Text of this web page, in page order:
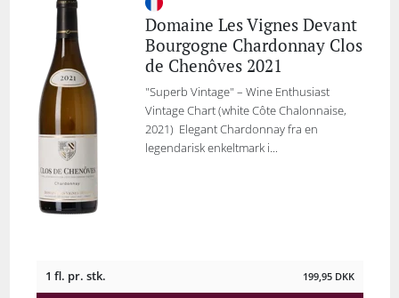
Domaine Les Vignes Devant
Bourgogne Chardonnay Clos
de Chenôves 2021
"Superb Vintage" – Wine Enthusiast
Vintage Chart (white Côte Chalonnaise,
2021) Elegant Chardonnay fra en
legendarisk enkeltmark i...
1 fl. pr. stk. 199,95 DKK